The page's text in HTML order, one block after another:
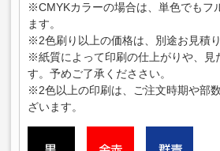
※CMYKカラーの場合は、単色でもフ
ます。
※2色刷り以上の価格は、別途お見積り
※紙質によって印刷の仕上がりや、見
す。予めご了承くだささい。
※2色以上の印刷は、ご注文時期や部
ざいます。